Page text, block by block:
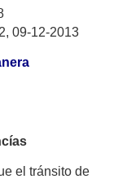
09-12-2013
el tránsito de